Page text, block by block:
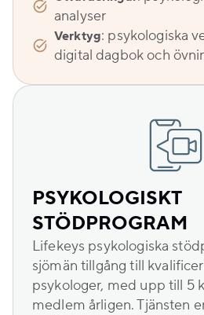
analyser
Verktyg: psykologiska
digital dagbok och
PSYKOLOGISKT
STÖDPROGRAM
Lifekeys psykologiska
sjömän tillgång till
psykologer, med upp till 5
medlem årligen. Tjänsten